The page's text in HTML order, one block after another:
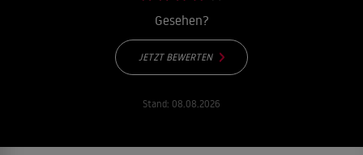
Gesehen?
JETZT BEWERTEN
Stand: 08.08.2026